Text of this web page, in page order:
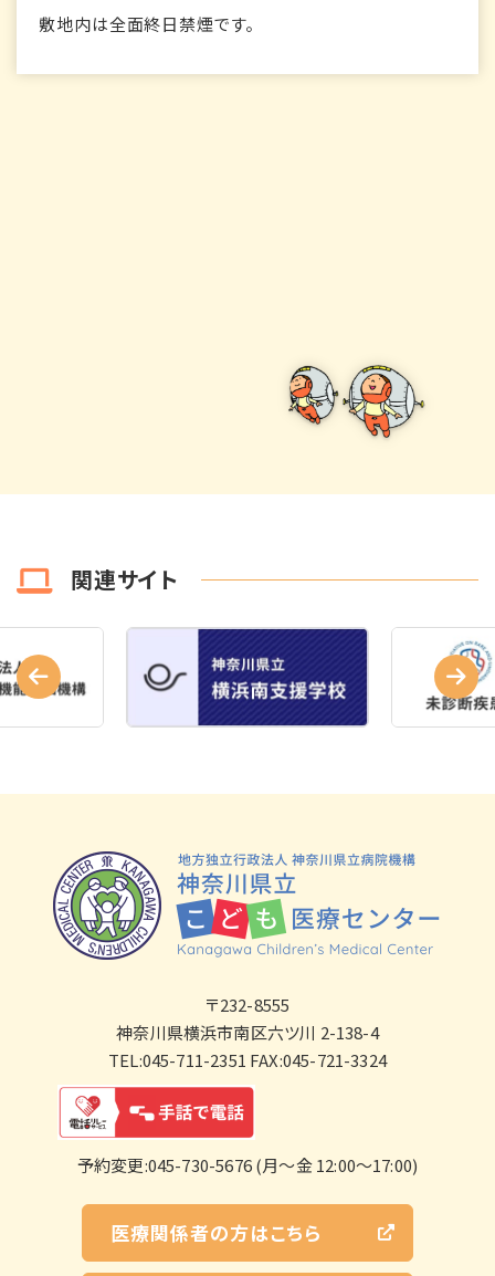
敷地内は全面終日禁煙です。
関連サイト
〒232-8555
神奈川県横浜市南区六ツ川 2-138-4
TEL:045-711-2351 FAX:045-721-3324
予約変更:045-730-5676 (月～金 12:00～17:00)
医療関係者の方はこちら